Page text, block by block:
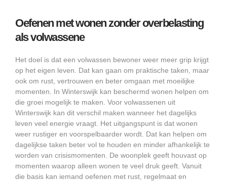
Oefenen met wonen zonder overbelasting
als volwassene
Het doel is dat een volwassen bewoner weer meer grip krijgt
op het eigen leven. Dat kan gaan om praktische taken, maar
ook om rust, vertrouwen en beter omgaan met moeilijke
momenten. In Winterswijk kan beschermd wonen helpen om
die groei mogelijk te maken. Voor volwassenen uit
Winterswijk kan dit verschil maken wanneer het dagelijks
leven veel energie vraagt. Het uitgangspunt is dat wonen
weer rustiger en voorspelbaarder wordt. Dat kan helpen om
dagelijkse taken beter vol te houden en minder afhankelijk te
worden van crisismomenten. De woonplek geeft houvast op
momenten waarop alleen wonen te veel druk geeft. Vanuit
die basis kan iemand oefenen met rust, regelmaat en